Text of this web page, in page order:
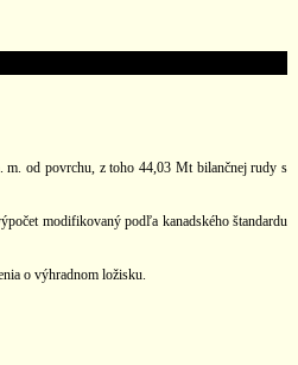
m. od povrchu, z toho 44,03 Mt bilančnej rudy s
modifikovaný podľa kanadského štandardu
o výhradnom ložisku.